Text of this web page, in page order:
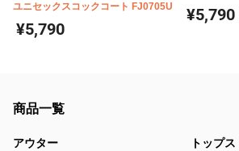
ユニセックスコックコート FJ0705U
¥5,790
¥5,790
商品一覧
アウター
トップス